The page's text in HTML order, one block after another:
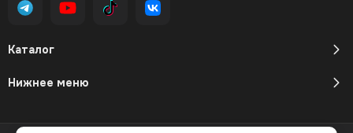
Каталог
Нижнее меню